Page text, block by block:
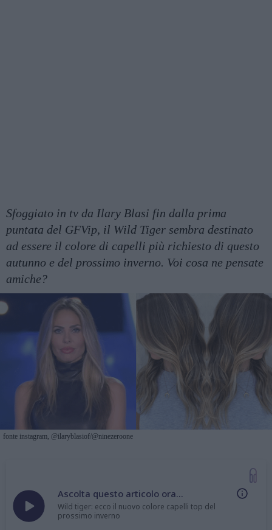
Sfoggiato in tv da Ilary Blasi fin dalla prima
puntata del GFVip, il Wild Tiger sembra destinato
ad essere il colore di capelli più richiesto di questo
autunno e del prossimo inverno. Voi cosa ne pensate
amiche?
fonte instagram, @ilaryblasiof/@ninezeroone
Ascolta questo articolo ora...
Wild tiger: ecco il nuovo colore capelli top del
prossimo inverno